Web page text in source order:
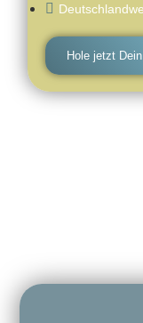
Hole jetzt